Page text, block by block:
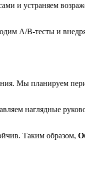
и устраняем
A/B-тесты и
Мы планируем
наглядные
Таким образом,